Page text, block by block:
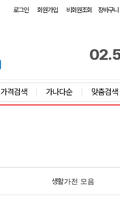
로그인 회원가입 비회원조회 장바구니
가격검색 가나다순 맞춤검색
생활가전 모음